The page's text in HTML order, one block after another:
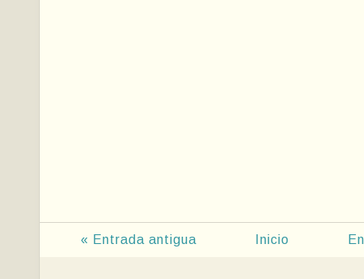
« Entrada antigua Inicio